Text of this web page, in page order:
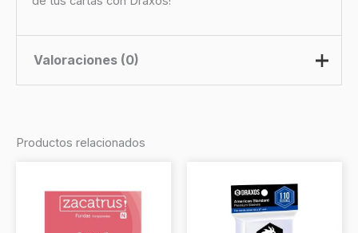
Valoraciones (0)
“Protectores Standard
63,5x88mm – Draxos”
Productos relacionados